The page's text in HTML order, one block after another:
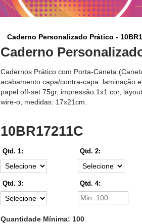
Caderno Personalizado Prático -
Caderno
Cadernos Prático com Porta-Caneta
acabamento capa/contra-capa: laminação
papel off-set 75gr, impressão 1x1 cor,
wire-o, medidas: 17x21cm.
10BR17211C
Qtd. 1: Qtd. 2:
Qtd. 3: Qtd. 4:
Quantidade Mínima: 100